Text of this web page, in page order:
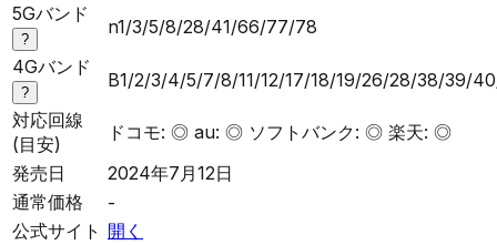
5Gバンド
?
n1/3/5/8/28/41/66/77/78
4Gバンド
?
B1/2/3/4/5/7/8/11/12/17/18/19/26/28/38/39/
対応回線
(目安)
ドコモ: ◎ au: ◎ ソフトバンク: ◎ 楽天: ◎
発売日
2024年7月12日
通常価格
-
公式サイト 開く